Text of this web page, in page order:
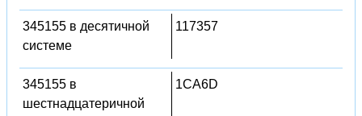
345155 в десятичной
системе
117357
345155 в
шестнадцатеричной
1CA6D